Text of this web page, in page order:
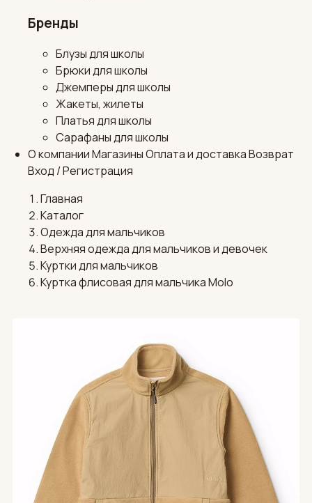
Бренды
Блузы для школы
Брюки для школы
Джемперы для школы
Жакеты, жилеты
Платья для школы
Сарафаны для школы
О компанииМагазиныОплата и доставкаВозврат
Вход / Регистрация
Главная
Каталог
Одежда для мальчиков
Верхняя одежда для мальчиков и девочек
Куртки для мальчиков
Куртка флисовая для мальчика Molo